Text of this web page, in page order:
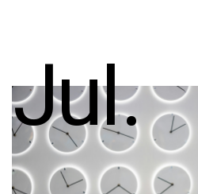
Jul.